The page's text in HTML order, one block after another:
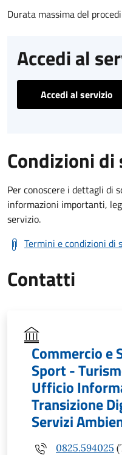
Durata massima del
Accedi al
Accedi al servizio
Condizioni di
Per conoscere i dettagli di
informazioni importanti,
servizio.
Termini e condizioni di
Contatti
Commercio e
Sport -
Ufficio
Transizione
Servizi
0825.594025